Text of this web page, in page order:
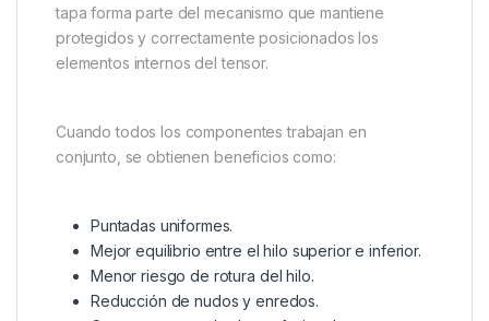
tapa forma parte del mecanismo que mantiene
protegidos y correctamente posicionados los
elementos internos del tensor.
Cuando todos los componentes trabajan en
conjunto, se obtienen beneficios como:
Puntadas uniformes.
Mejor equilibrio entre el hilo superior e inferior.
Menor riesgo de rotura del hilo.
Reducción de nudos y enredos.